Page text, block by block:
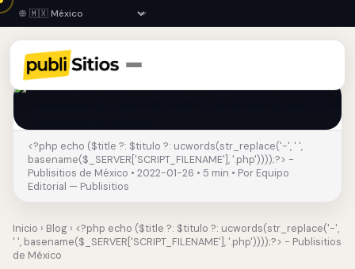
<?php echo ($title ?: $titulo ?: ucwords(str_replace('-', ' ',
basename($_SERVER['SCRIPT_FILENAME'], '.php'))));?> -
Publisitios de México • 2022-01-26 • 5 min • Por Equipo
Editorial — Publisitios
Inicio › Blog › <?php echo ($title ?: $titulo ?: ucwords(str_replace('-',
' ', basename($_SERVER['SCRIPT_FILENAME'], '.php'))));?> - Publisitios
de México